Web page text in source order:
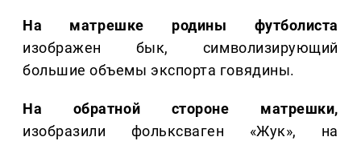
На матрешке родины футболиста
изображен бык, символизирующий
большие объемы экспорта говядины.
На обратной стороне матрешки,
изобразили фольксваген «Жук», на